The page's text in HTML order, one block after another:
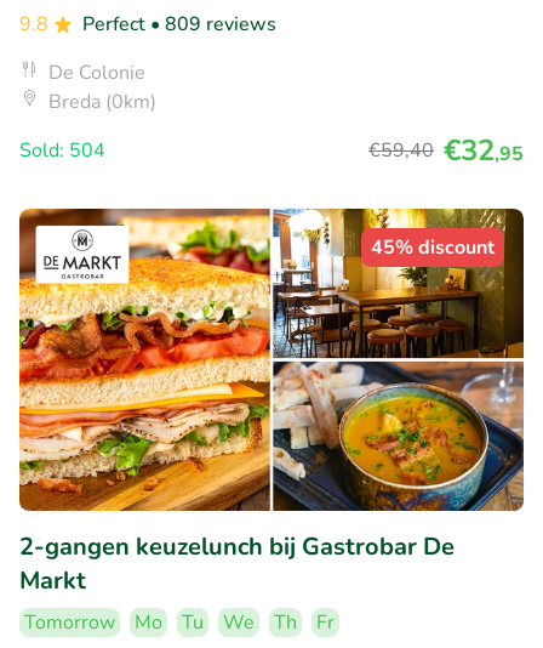
9.8 Perfect • 809 reviews
De Colonie
Breda (0km)
Sold: 504
€59,40 €32,95
45% discount
2-gangen keuzelunch bij Gastrobar De
Markt
Tomorrow Mo Tu We Th
Fr